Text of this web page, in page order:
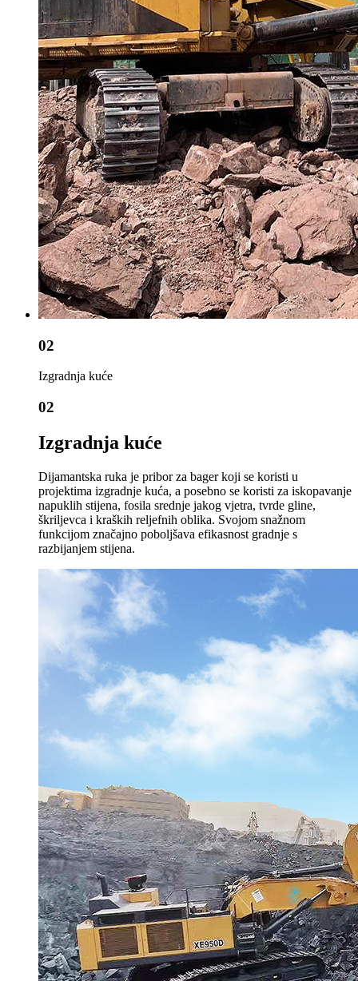
02
Izgradnja kuće
02
Izgradnja kuće
Dijamantska ruka je pribor za bager koji se koristi u
projektima izgradnje kuća, a posebno se koristi za iskopavanje
napuklih stijena, fosila srednje jakog vjetra, tvrde gline,
škriljevca i kraških reljefnih oblika. Svojom snažnom
funkcijom značajno poboljšava efikasnost gradnje s
razbijanjem stijena.